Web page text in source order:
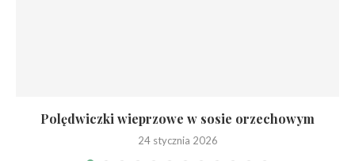
Polędwiczki wieprzowe w sosie orzechowym
24 stycznia 2026